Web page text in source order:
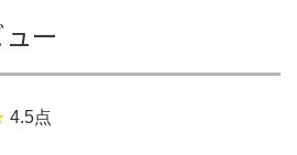
ー
4.5点